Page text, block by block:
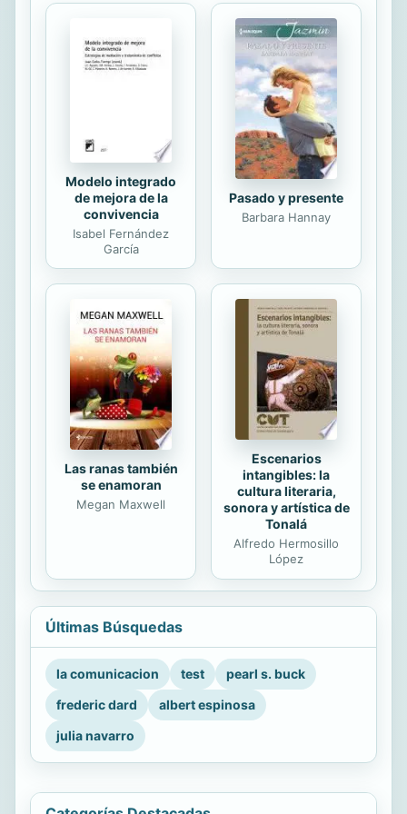
Modelo integrado
de mejora de la
convivencia
Isabel Fernández
García
Pasado y presente
Barbara Hannay
Las ranas también
se enamoran
Megan Maxwell
Escenarios
intangibles: la
cultura literaria,
sonora y artística de
Tonalá
Alfredo Hermosillo
López
Últimas Búsquedas
la comunicacion test
pearl s. buck
frederic dard
albert espinosa
julia navarro